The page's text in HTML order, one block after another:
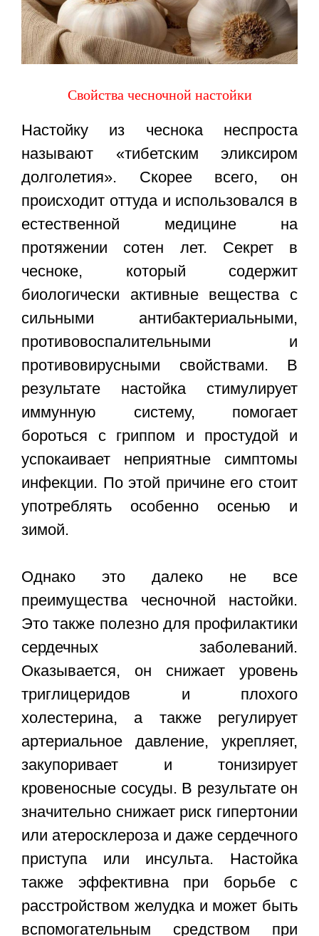
Свойства чесночной настойки
Настойку из чеснока неспроста
называют «тибетским эликсиром
долголетия». Скорее всего, он
происходит оттуда и использовался в
естественной медицине на
протяжении сотен лет. Секрет в
чесноке, который содержит
биологически активные вещества с
сильными антибактериальными,
противовоспалительными и
противовирусными свойствами. В
результате настойка стимулирует
иммунную систему, помогает
бороться с гриппом и простудой и
успокаивает неприятные симптомы
инфекции. По этой причине его стоит
употреблять особенно осенью и
зимой.
Однако это далеко не все
преимущества чесночной настойки.
Это также полезно для профилактики
сердечных заболеваний.
Оказывается, он снижает уровень
триглицеридов и плохого
холестерина, а также регулирует
артериальное давление, укрепляет,
закупоривает и тонизирует
кровеносные сосуды. В результате он
значительно снижает риск гипертонии
или атеросклероза и даже сердечного
приступа или инсульта. Настойка
также эффективна при борьбе с
расстройством желудка и может быть
вспомогательным средством при